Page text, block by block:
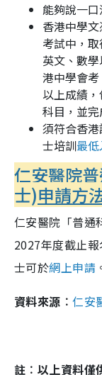
能夠說一
香港中學
考試中，
英文、數
港中學會
以上成績
科目，並
須符合香
士培訓最
仁安醫院
士)申請方
仁安醫院「普通
2027年度截止
士可於網上申請
資料來源︰仁安
註︰以上資料僅